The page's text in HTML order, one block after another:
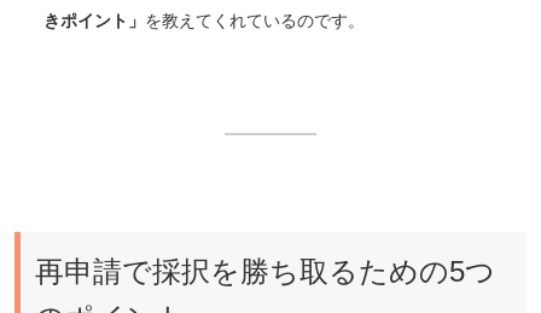
きポイント」 を教えてくれているのです。
再申請で採択を勝ち取るための5つ